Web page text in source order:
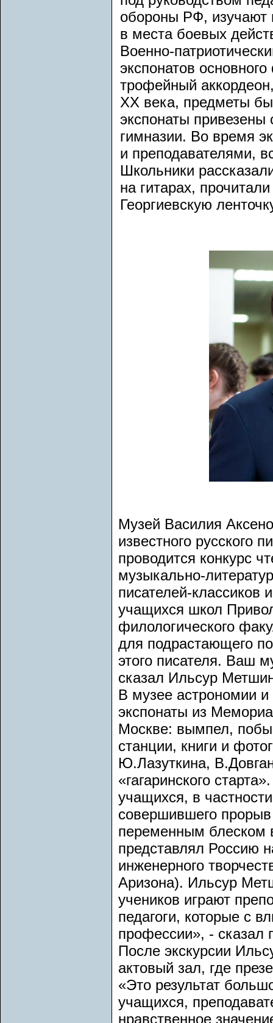
обороны РФ, изучают
в места боевых
Военно-
экспонатов
трофейный
XX века, предметы
экспонаты
гимназии. Во время
и преподавателями,
Школьники
на гитарах,
Георгиевскую
Музей Василия
известного русского
проводится конкурс
музыкально-
писателей-классиков
учащихся школ
филологического
для подрастающего
этого писателя. Ваш
сказал Ильсур
В музее астрономии
экспонаты из
Москве: вымпел,
станции, книги и
Ю.Лазуткина,
«гагаринского
учащихся, в
совершившего
переменным блеском
представлял Россию
инженерного
Аризона). Ильсур
учеников играют
педагоги, которые с
профессии», - сказал
После экскурсии
актовый зал, где
«Это результат
учащихся,
нравственное